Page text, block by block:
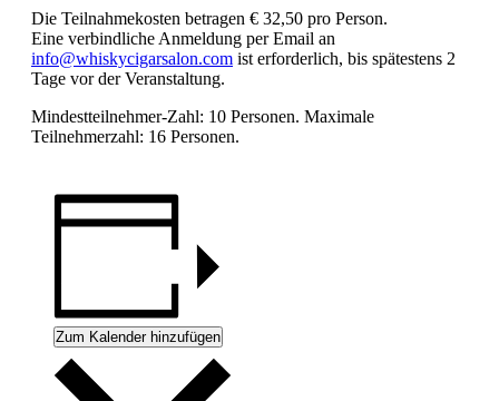
Die Teilnahmekosten betragen € 32,50 pro Person.
Eine verbindliche Anmeldung per Email an
info@whiskycigarsalon.com ist erforderlich, bis spätestens 2
Tage vor der Veranstaltung.
Mindestteilnehmer-Zahl: 10 Personen. Maximale
Teilnehmerzahl: 16 Personen.
Zum Kalender hinzufügen